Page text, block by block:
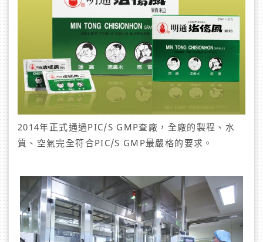
2014年正式通過PIC/S GMP查廠，全廠的製程、水
質、空氣完全符合PIC/S GMP最嚴格的要求。